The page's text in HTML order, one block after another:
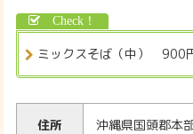
ミックスそば（中） 900
住所 沖縄県国頭郡本